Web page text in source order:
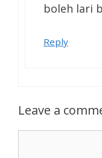
boleh lari
Reply
Leave a